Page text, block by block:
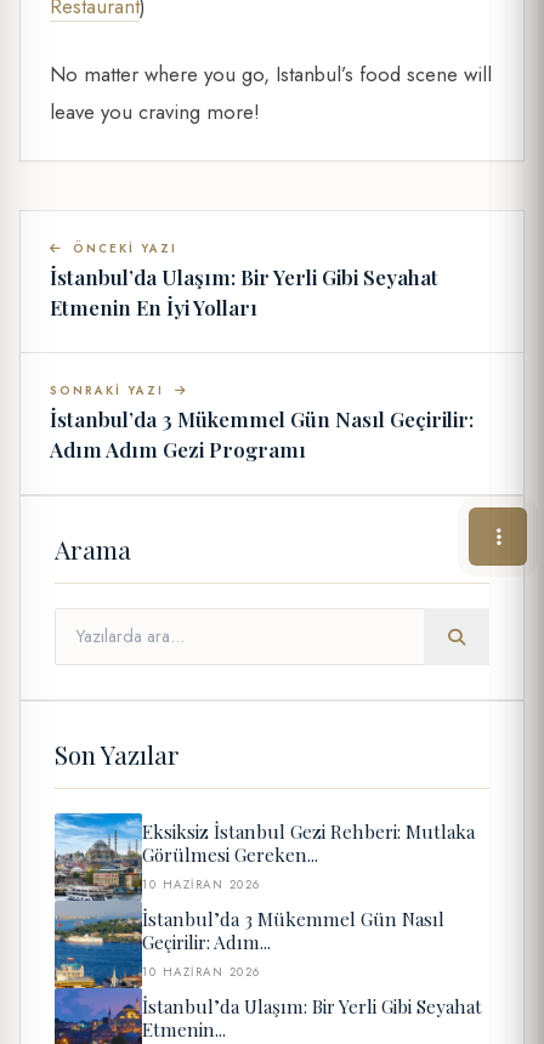
Restaurant)
No matter where you go, Istanbul’s food scene will
leave you craving more!
ÖNCEKI YAZI
İstanbul’da Ulaşım: Bir Yerli Gibi Seyahat
Etmenin En İyi Yolları
SONRAKI YAZI
İstanbul’da 3 Mükemmel Gün Nasıl Geçirilir:
Adım Adım Gezi Programı
Arama
Son Yazılar
Eksiksiz İstanbul Gezi Rehberi: Mutlaka
Görülmesi Gereken...
10 HAZIRAN 2026
İstanbul’da 3 Mükemmel Gün Nasıl
Geçirilir: Adım...
10 HAZIRAN 2026
İstanbul’da Ulaşım: Bir Yerli Gibi Seyahat
Etmenin...